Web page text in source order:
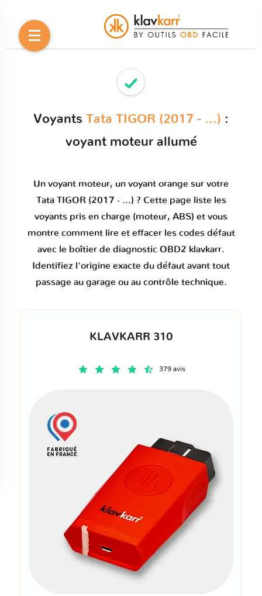
Voyants Tata TIGOR (2017 - ...) :
voyant moteur allumé
Un voyant moteur, un voyant orange sur votre
Tata TIGOR (2017 - ...) ? Cette page liste les
voyants pris en charge (moteur, ABS) et vous
montre comment lire et effacer les codes défaut
avec le boîtier de diagnostic OBD2 klavkarr.
Identifiez l'origine exacte du défaut avant tout
passage au garage ou au contrôle technique.
KLAVKARR 310
379 avis